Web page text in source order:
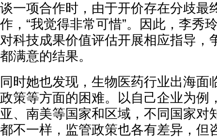
谈一项合作时，由于开价存在分歧最
作，“我觉得非常可惜”。因此，李秀
对科技成果价值评估开展相应指导，
都满意的结果。
同时她也发现，生物医药行业出海面
政策等方面的困难。以自己企业为例
亚、南美等国家和区域，不同国家对
都不一样，监管政策也各有差异，但